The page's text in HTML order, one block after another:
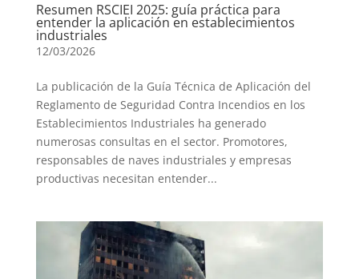
Resumen RSCIEI 2025: guía práctica para
entender la aplicación en establecimientos
industriales
12/03/2026
La publicación de la Guía Técnica de Aplicación del
Reglamento de Seguridad Contra Incendios en los
Establecimientos Industriales ha generado
numerosas consultas en el sector. Promotores,
responsables de naves industriales y empresas
productivas necesitan entender...